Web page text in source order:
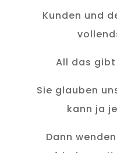
Kunden und
All das
Sie glauben
kann ja
Dann